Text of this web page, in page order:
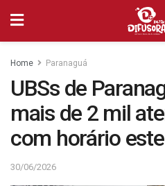
Home Paranaguá
UBSs de
mais de 2 mil
com horário
30/06/2026